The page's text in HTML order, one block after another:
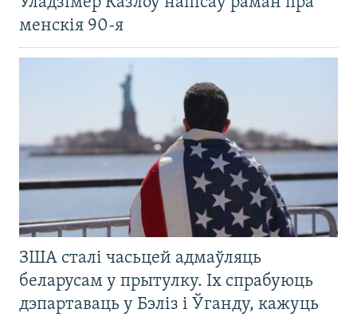
менскія 90-я
ЗША сталі часьцей адмаўляць
беларусам у прытулку. Іх спрабуюць
дэпартаваць у Бэліз і Ўганду, кажуць